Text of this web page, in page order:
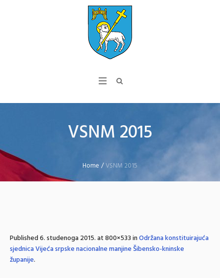
VSNM 2015
Home /VSNM 2015
Published6. studenoga 2015.at 800×533 inOdržana konstituirajuća
sjednica Vijeća srpske nacionalne manjine Šibensko-kninske
županije.